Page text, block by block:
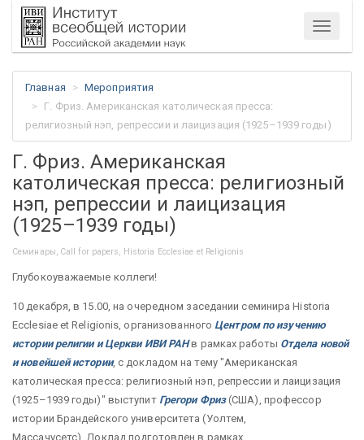
Меню
Главная
Мероприятия
Г. Фриз. Американская католическая пресса:
религиозный нэп, репрессии и лаицизация (1925–1939 годы)
Г. Фриз. Американская
католическая пресса: религиозный
нэп, репрессии и лаицизация
(1925–1939 годы)
Семинары, Call for papers, Historia Ecclesiae et Religionis
Глубокоуважаемые коллеги!
10 декабря, в 15.00, на очередном заседании семинира Historia
Ecclesiae et Religionis, организованногоЦентром по изучению
истории религии и Церкви ИВИ РАНв рамках работы Отдела новой
и новейшей истории, с докладом на тему "Американская
католическая пресса: религиозный нэп, репрессии и лаицизация
(1925–1939 годы)" выступит Грегори Фриз(США), профессор
истории Брандейского университета (Уолтем,
Массачусетс). Доклад подготовлен в рамках